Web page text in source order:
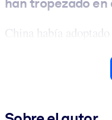
China había